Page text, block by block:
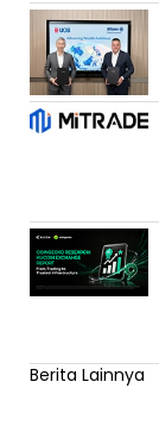
Berita Lainnya